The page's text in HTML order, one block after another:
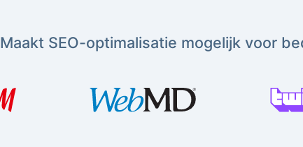
Maakt SEO-optimalisatie mogelijk voor